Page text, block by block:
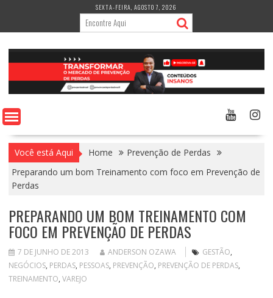
content
SEXTA-FEIRA, AGOSTO 7, 2026
Você está Aqui Home
Prevenção de Perdas
Preparando um bom Treinamento com foco em Prevenção de
Perdas
PREPARANDO UM BOM TREINAMENTO COM
FOCO EM PREVENÇÃO DE PERDAS
7 DE JUNHO DE 2013 ANDERSON OZAWA GESTÃO,
NEGÓCIOS, PERDAS, PESSOAS, PREVENÇÃO, PREVENÇÃO DE PERDAS,
TREINAMENTO, VAREJO